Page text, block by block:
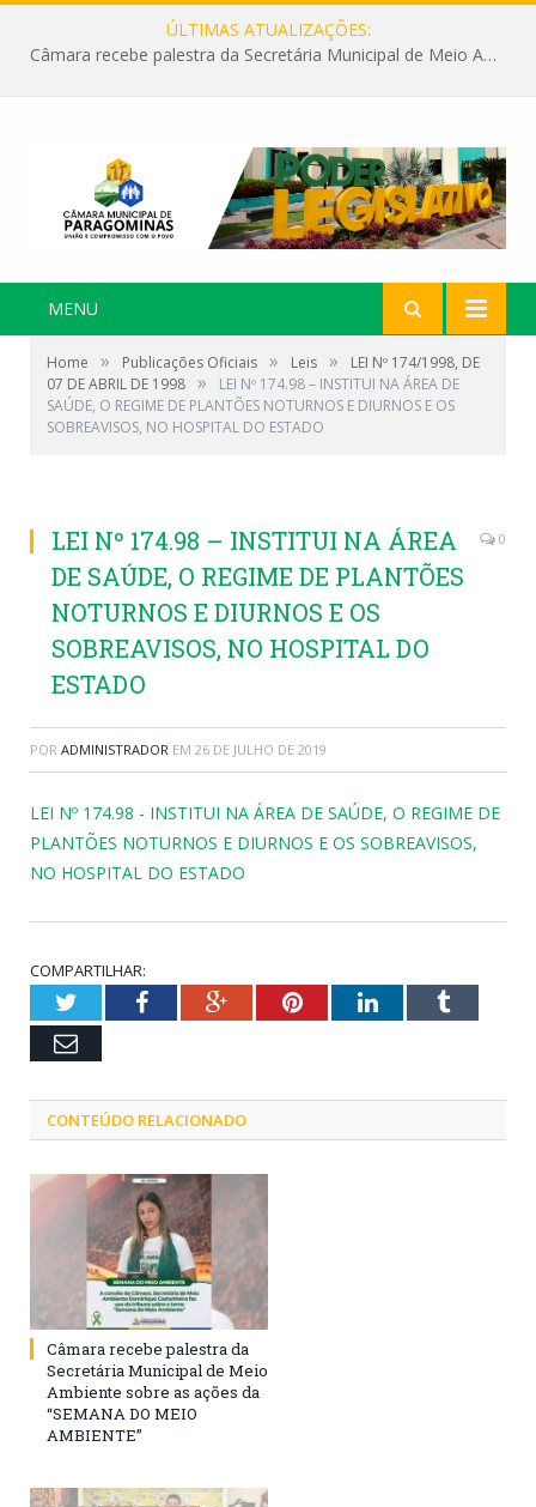
ÚLTIMAS ATUALIZAÇÕES:
Câmara recebe palestra da Secretária Municipal de Meio Ambiente sobre as ações da “SEMANA DO MEIO AMBIENTE”
MENU
Home » Publicações Oficiais » Leis »
LEI Nº 174/1998, DE
07 DE ABRIL DE 1998 »
LEI Nº 174.98 – INSTITUI NA ÁREA DE
SAÚDE, O REGIME DE PLANTÕES NOTURNOS E DIURNOS E OS
SOBREAVISOS, NO HOSPITAL DO ESTADO
LEI Nº 174.98 – INSTITUI NA ÁREA
DE SAÚDE, O REGIME DE PLANTÕES
NOTURNOS E DIURNOS E OS
SOBREAVISOS, NO HOSPITAL DO
ESTADO
0
POR ADMINISTRADOR EM 26 DE JULHO DE 2019
LEI Nº 174.98 - INSTITUI NA ÁREA DE SAÚDE, O REGIME DE
PLANTÕES NOTURNOS E DIURNOS E OS SOBREAVISOS,
NO HOSPITAL DO ESTADO
COMPARTILHAR:
TwitterFacebookGoogle+PinterestLinkedInTumblr
Email
CONTEÚDO RELACIONADO
Câmara recebe palestra da
Secretária Municipal de Meio
Ambiente sobre as ações da
“SEMANA DO MEIO
AMBIENTE”